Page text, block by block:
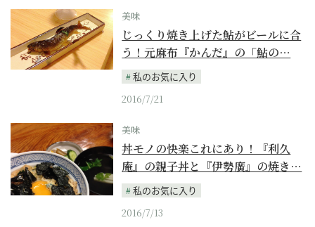
美味
じっくり焼き上げた鮎がビールに合
う！元麻布『かんだ』の「鮎の…
私のお気に入り
2016/7/21
美味
丼モノの快楽これにあり！『利久
庵』の親子丼と『伊勢廣』の焼き…
私のお気に入り
2016/7/13